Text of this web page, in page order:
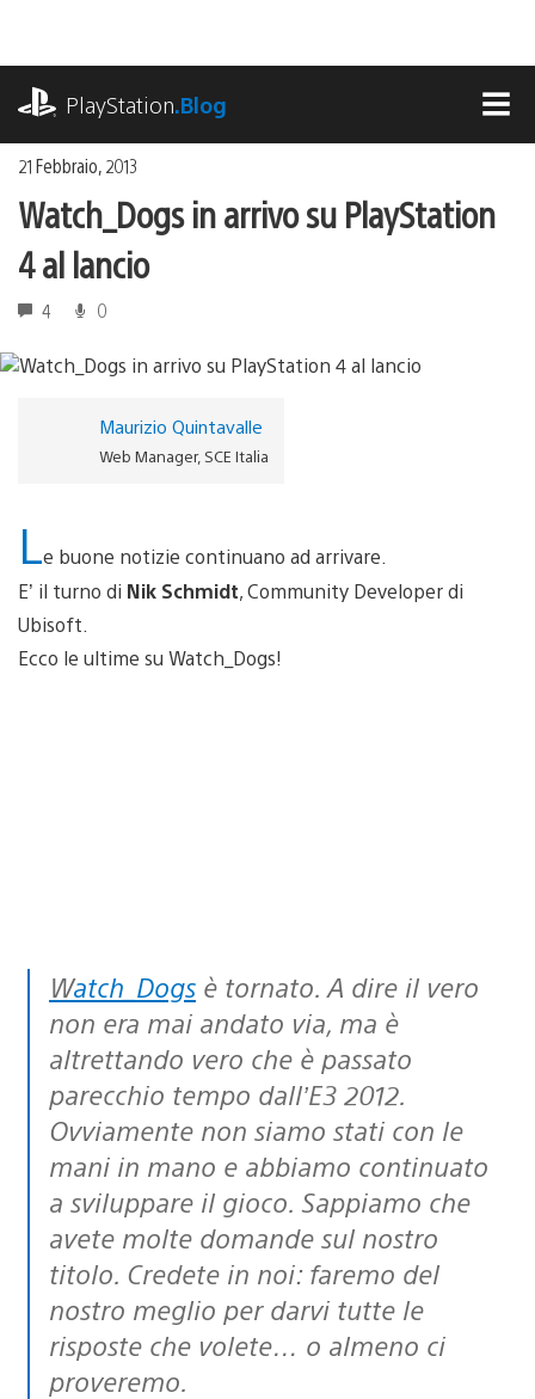
contenuto
PlayStation.Blog
21 Febbraio, 2013
Watch_Dogs in arrivo su PlayStation
4 al lancio
4 0
Maurizio Quintavalle
Web Manager, SCE Italia
Le buone notizie continuano ad arrivare.
E’ il turno di Nik Schmidt, Community Developer di
Ubisoft.
Ecco le ultime su Watch_Dogs!
Watch_Dogs è tornato. A dire il vero
non era mai andato via, ma è
altrettando vero che è passato
parecchio tempo dall’E3 2012.
Ovviamente non siamo stati con le
mani in mano e abbiamo continuato
a sviluppare il gioco. Sappiamo che
avete molte domande sul nostro
titolo. Credete in noi: faremo del
nostro meglio per darvi tutte le
risposte che volete… o almeno ci
proveremo.